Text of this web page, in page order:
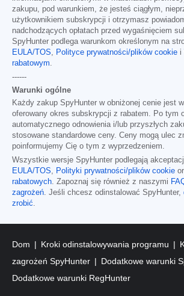
zakupu, pod warunkiem, że jesteś ciągłym,
użytkownikiem subskrypcji i otrzymasz
nadchodzących opłatach przed wygaśnięciem
SpyHunter podlega warunkom określonym na
EULA/TOS, Polityce prywatności/plików cookie i
rabatowym.
------
Warunki ogólne
Każdy zakup SpyHunter w obniżonej cenie jest
oferowany okres subskrypcji z rabatem. Po tym
automatycznego odnowienia i/lub przyszłych
stosowane standardowe ceny. Ceny mogą ulec
poinformujemy Cię o tym z wyprzedzeniem.
Wszystkie wersje SpyHunter podlegają
EULA/TOS, Polityki prywatności/plików cookie
rabatowych. Zapoznaj się również z naszymi
zagrożeń. Jeśli chcesz odinstalować SpyHunter,
zrobić.
Dom Kroki odinstalowywania programu
zagrożeń SpyHunter
Dodatkowe warunki
Dodatkowe warunki RegHunter